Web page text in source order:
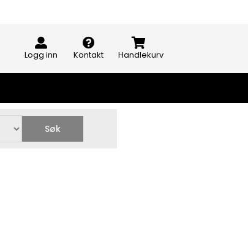
Logg inn Kontakt Handlekurv
Søk